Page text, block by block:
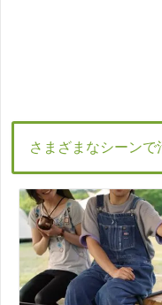
さまざまなシーン